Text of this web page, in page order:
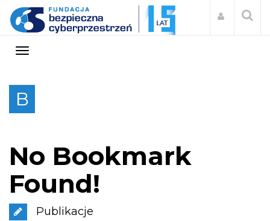
B
No Bookmark
Found!
Publikacje